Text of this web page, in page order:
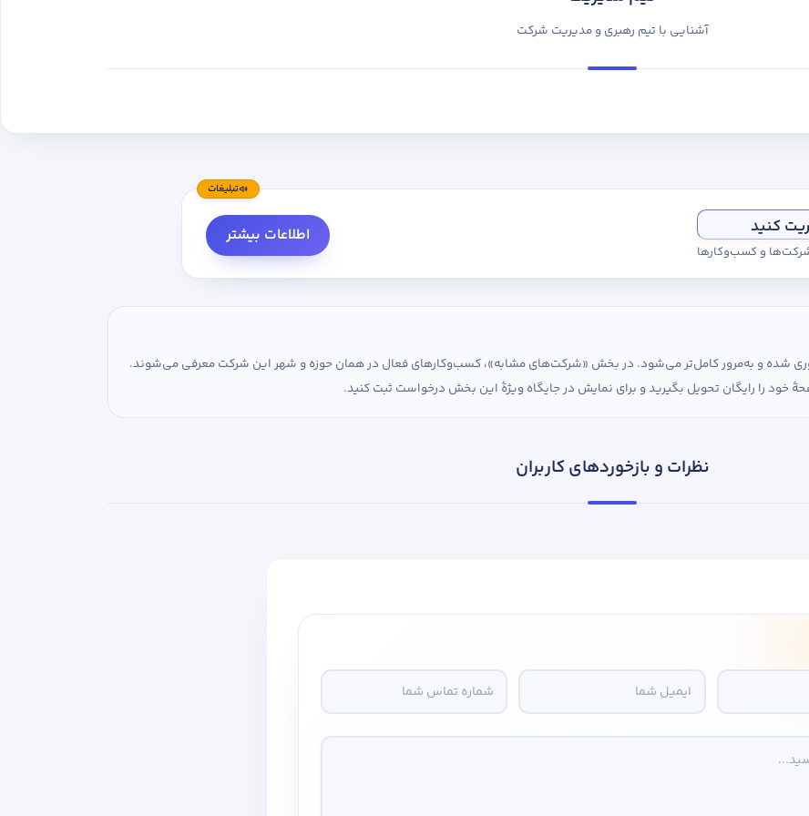
آشنایی با تیم رهبری و مدیریت شرکت
تبلیغات
کنید
و کسب‌وکارها
اطلاعات بیشتر
شده و به‌مرور کامل‌تر می‌شود. در بخش «شرکت‌های مشابه»، کسب‌وکارهای فعال در همان حوزه و شهر این شرکت معرفی می‌شوند.
را رایگان تحویل بگیرید و برای نمایش در جایگاه ویژهٔ این بخش درخواست ثبت کنید.
نظرات و بازخوردهای کاربران